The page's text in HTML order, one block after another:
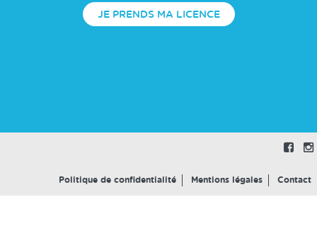
JE PRENDS MA LICENCE
Politique de confidentialité Mentions légales Contact